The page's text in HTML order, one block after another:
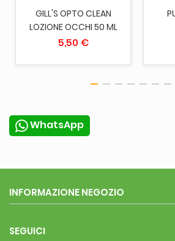
GILL'S OPTO CLEAN
LOZIONE OCCHI 50 ML
5,50 €
WhatsApp
INFORMAZIONE NEGOZIO
SEGUICI